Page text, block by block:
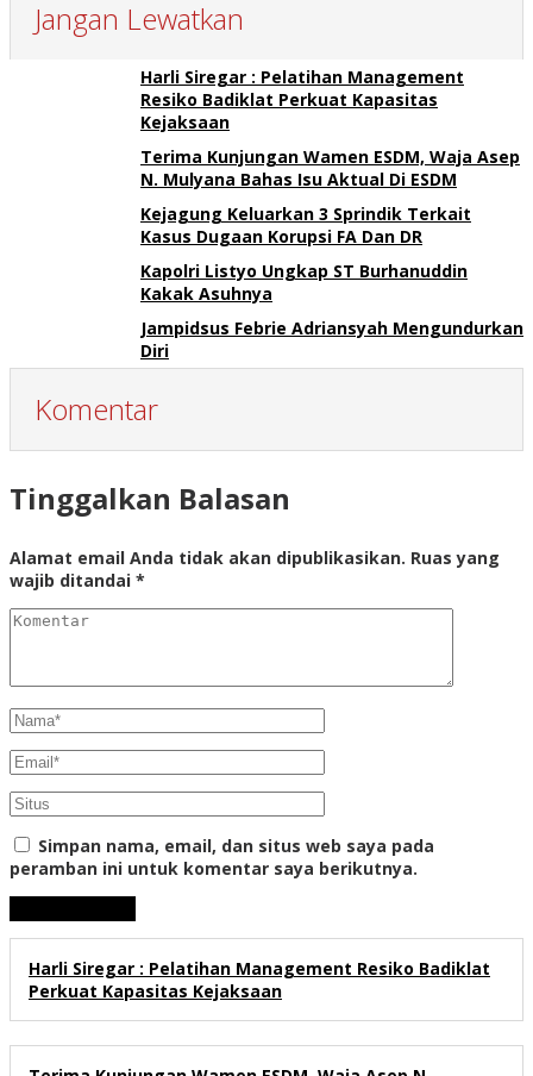
Jangan Lewatkan
Harli Siregar : Pelatihan Management
Resiko Badiklat Perkuat Kapasitas
Kejaksaan
Terima Kunjungan Wamen ESDM, Waja Asep
N. Mulyana Bahas Isu Aktual Di ESDM
Kejagung Keluarkan 3 Sprindik Terkait
Kasus Dugaan Korupsi FA Dan DR
Kapolri Listyo Ungkap ST Burhanuddin
Kakak Asuhnya
Jampidsus Febrie Adriansyah Mengundurkan
Diri
Komentar
Tinggalkan Balasan
Alamat email Anda tidak akan dipublikasikan. Ruas yang
wajib ditandai *
Simpan nama, email, dan situs web saya pada
peramban ini untuk komentar saya berikutnya.
Harli Siregar : Pelatihan Management Resiko Badiklat
Perkuat Kapasitas Kejaksaan